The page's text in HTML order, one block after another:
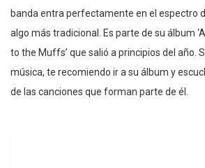
banda entra perfectamente en el espectro
algo más tradicional. Es parte de su álbum
to the Muffs’ que salió a principios del año.
música, te recomiendo ir a su álbum y
de las canciones que forman parte de él.